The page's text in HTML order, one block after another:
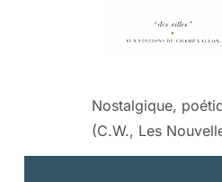
Nostalgique,
(C.W., Les